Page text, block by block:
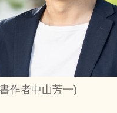
作者中山芳一)